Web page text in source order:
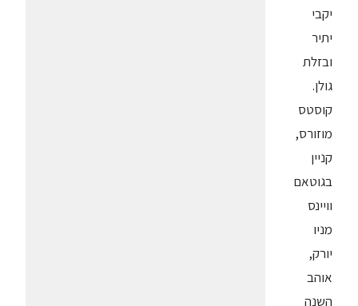
יקבי
יתיר
ובזלת
גולן.
קוסטס
מוזורס,
קניין
בגוטאם
וויינס
מניו
יורק,
אוהב
השנה